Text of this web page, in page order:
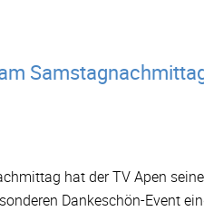
hat der TV Apen
Dankeschön-Event